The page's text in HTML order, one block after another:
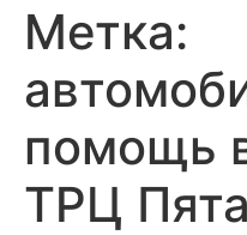
Метка:
помощь
ТРЦ